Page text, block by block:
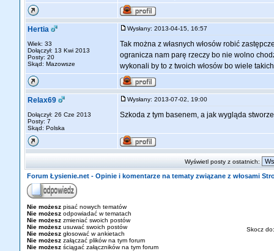
Hertia
Wiek: 33
Dołączył: 13 Kwi 2013
Posty: 20
Skąd: Mazowsze
Wysłany: 2013-04-15, 16:57
Tak można z własnych włosów robić
ogranicza nam parę rzeczy bo nie wolno
wykonali by to z twoich włosów bo wiele
Relax69
Dołączył: 26 Cze 2013
Posty: 7
Skąd: Polska
Wysłany: 2013-07-02, 19:00
Szkoda z tym basenem, a jak wygląda
Wyświetl posty z ostatnich:
Forum Łysienie.net - Opinie i komentarze na tematy związane z włosami
Nie możesz pisać nowych tematów
Nie możesz odpowiadać w tematach
Nie możesz zmieniać swoich postów
Nie możesz usuwać swoich postów
Nie możesz głosować w ankietach
Nie możesz załączać plików na tym forum
Nie możesz ściągać załączników na tym forum
Skocz